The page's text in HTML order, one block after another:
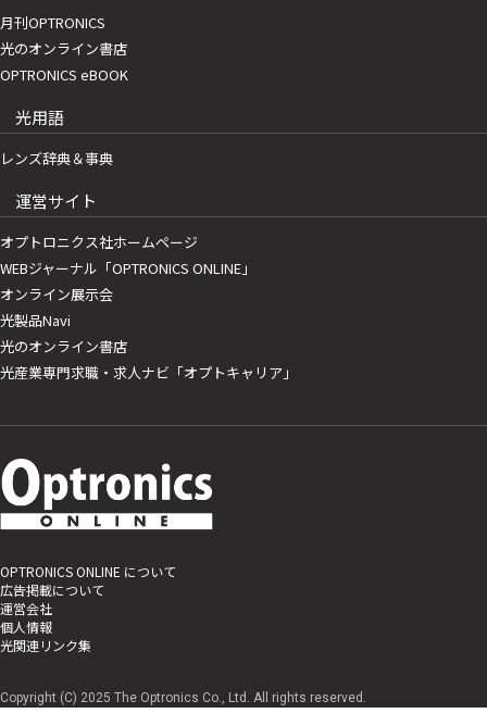
月刊OPTRONICS
光のオンライン書店
OPTRONICS eBOOK
光用語
レンズ辞典＆事典
運営サイト
オプトロニクス社ホームページ
WEBジャーナル「OPTRONICS ONLINE」
オンライン展示会
光製品Navi
光のオンライン書店
光産業専門求職・求人ナビ「オプトキャリア」
OPTRONICS ONLINE について
広告掲載について
運営会社
個人情報
光関連リンク集
Copyright (C) 2025 The Optronics Co., Ltd. All rights reserved.